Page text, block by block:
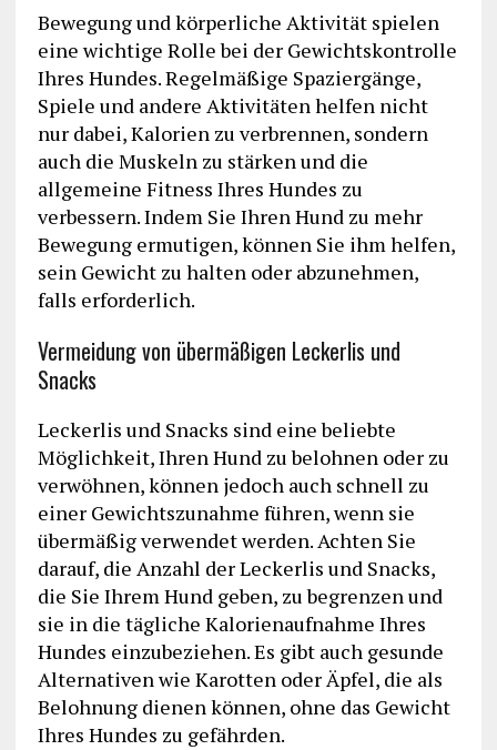
Bewegung und körperliche Aktivität spielen
eine wichtige Rolle bei der Gewichtskontrolle
Ihres Hundes. Regelmäßige Spaziergänge,
Spiele und andere Aktivitäten helfen nicht
nur dabei, Kalorien zu verbrennen, sondern
auch die Muskeln zu stärken und die
allgemeine Fitness Ihres Hundes zu
verbessern. Indem Sie Ihren Hund zu mehr
Bewegung ermutigen, können Sie ihm helfen,
sein Gewicht zu halten oder abzunehmen,
falls erforderlich.
Vermeidung von übermäßigen Leckerlis und
Snacks
Leckerlis und Snacks sind eine beliebte
Möglichkeit, Ihren Hund zu belohnen oder zu
verwöhnen, können jedoch auch schnell zu
einer Gewichtszunahme führen, wenn sie
übermäßig verwendet werden. Achten Sie
darauf, die Anzahl der Leckerlis und Snacks,
die Sie Ihrem Hund geben, zu begrenzen und
sie in die tägliche Kalorienaufnahme Ihres
Hundes einzubeziehen. Es gibt auch gesunde
Alternativen wie Karotten oder Äpfel, die als
Belohnung dienen können, ohne das Gewicht
Ihres Hundes zu gefährden.